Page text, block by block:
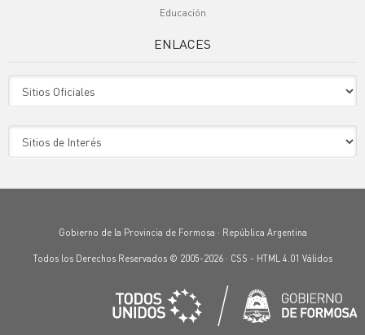
Educación
ENLACES
Gobierno de la Provincia de Formosa · República Argentina
Todos los Derechos Reservados © 2005-2026 · CSS - HTML 4.01 Válidos